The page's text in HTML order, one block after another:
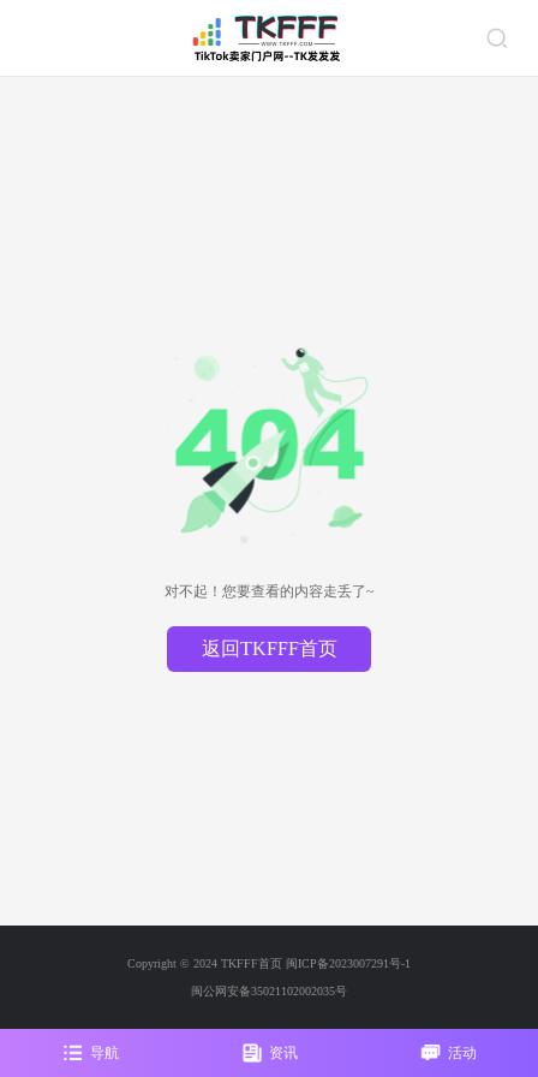
对不起！您要查看的内容走丢了~
返回TKFFF首页
Copyright © 2024 TKFFF首页 闽ICP备2023007291号-1
闽公网安备35021102002035号
导航 资讯 活动